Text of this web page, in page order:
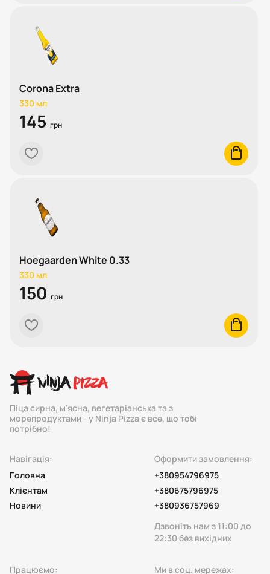
Corona Extra
330 мл
145 грн
heart cart
Hoegaarden White 0.33
330 мл
150 грн
heart cart
Піца сирна, м'ясна, вегетаріанська та з
морепродуктами - у Ninja Pizza є все, що тобі
потрібно!
Навігація:
Головна
Клієнтам
Новини
Оформити замовлення:
+380954796975
+380675796975
+380936757969
Дзвоніть нам з 11:00 до
22:30 без вихідних
Працюємо: Ми в соц. мережах: